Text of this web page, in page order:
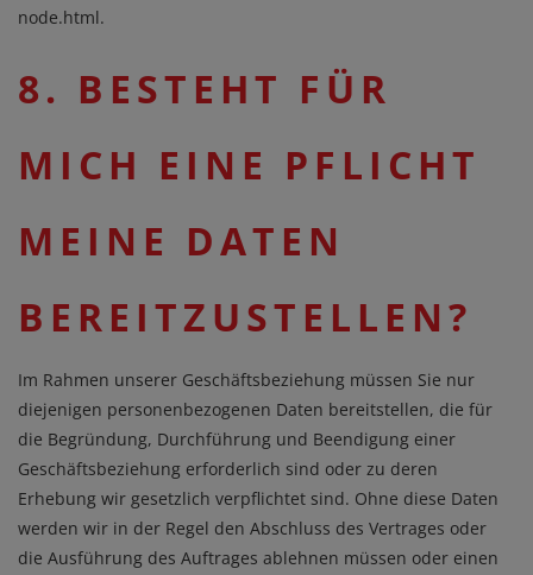
node.html.
8. BESTEHT FÜR
MICH EINE PFLICHT
MEINE DATEN
BEREITZUSTELLEN?
Im Rahmen unserer Geschäftsbeziehung müssen Sie nur
diejenigen personenbezogenen Daten bereitstellen, die für
die Begründung, Durchführung und Beendigung einer
Geschäftsbeziehung erforderlich sind oder zu deren
Erhebung wir gesetzlich verpflichtet sind. Ohne diese Daten
werden wir in der Regel den Abschluss des Vertrages oder
die Ausführung des Auftrages ablehnen müssen oder einen